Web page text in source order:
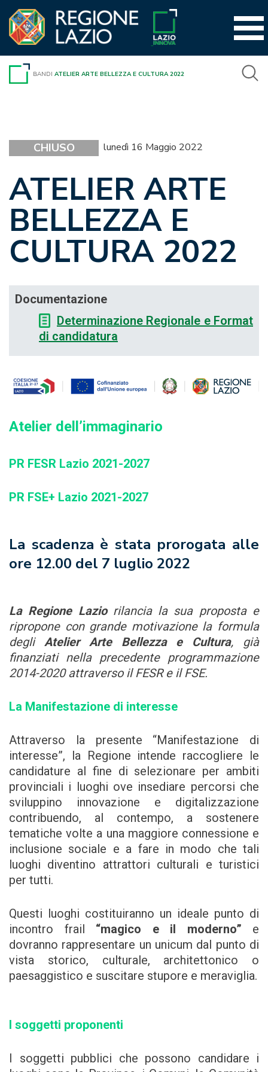
contenuto
BANDI ATELIER ARTE BELLEZZA E CULTURA 2022
CHIUSO lunedì 16 Maggio 2022
ATELIER ARTE
BELLEZZA E
CULTURA 2022
Documentazione
Determinazione Regionale e Format
di candidatura
Atelier dell’immaginario
PR FESR Lazio 2021-2027
PR FSE+ Lazio 2021-2027
La scadenza è stata prorogata alle
ore 12.00 del 7 luglio 2022
La Regione Lazio rilancia la sua proposta e
ripropone con grande motivazione la formula
degli Atelier Arte Bellezza e Cultura, già
finanziati nella precedente programmazione
2014-2020 attraverso il FESR e il FSE.
La Manifestazione di interesse
Attraverso la presente “Manifestazione di
interesse”, la Regione intende raccogliere le
candidature al fine di selezionare per ambiti
provinciali i luoghi ove insediare percorsi che
sviluppino innovazione e digitalizzazione
contribuendo, al contempo, a sostenere
tematiche volte a una maggiore connessione e
inclusione sociale e a fare in modo che tali
luoghi diventino attrattori culturali e turistici
per tutti.
Questi luoghi costituiranno un ideale punto di
incontro frail “magico e il moderno” e
dovranno rappresentare un unicum dal punto di
vista storico, culturale, architettonico o
paesaggistico e suscitare stupore e meraviglia.
I soggetti proponenti
I soggetti pubblici che possono candidare i